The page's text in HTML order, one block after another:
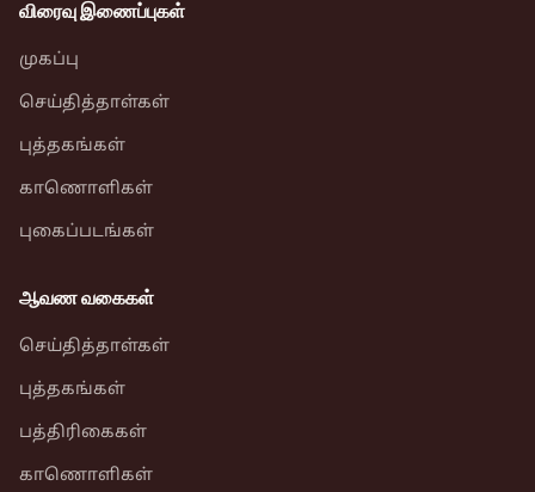
விரைவு இணைப்புகள்
முகப்பு
செய்தித்தாள்கள்
புத்தகங்கள்
காணொளிகள்
புகைப்படங்கள்
ஆவண வகைகள்
செய்தித்தாள்கள்
புத்தகங்கள்
பத்திரிகைகள்
காணொளிகள்